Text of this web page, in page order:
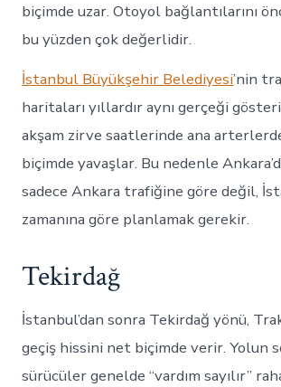
biçimde uzar. Otoyol bağlantılarını
bu yüzden çok değerlidir.
İstanbul Büyükşehir Belediyesi’nin
haritaları yıllardır aynı gerçeği
akşam zirve saatlerinde ana
biçimde yavaşlar. Bu nedenle
sadece Ankara trafiğine göre değil,
zamanına göre planlamak gerekir.
Tekirdağ
İstanbul’dan sonra Tekirdağ yönü,
geçiş hissini net biçimde verir. Yolun
sürücüler genelde “vardım sayılır”